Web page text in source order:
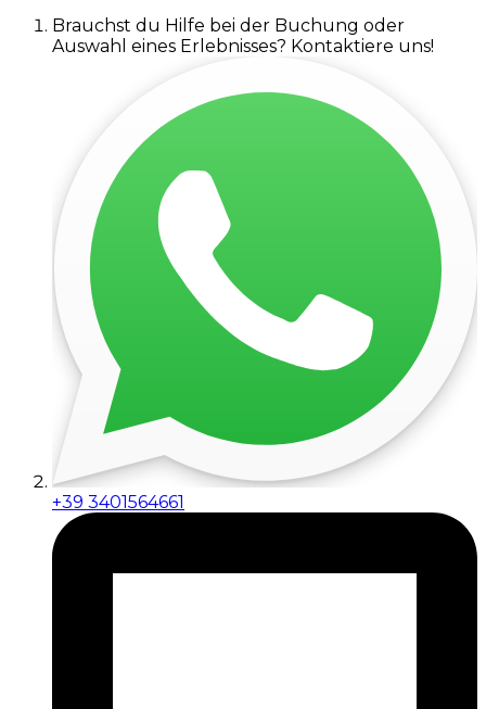
Brauchst du Hilfe bei der Buchung oder
Auswahl eines Erlebnisses? Kontaktiere uns!
+39 3401564661